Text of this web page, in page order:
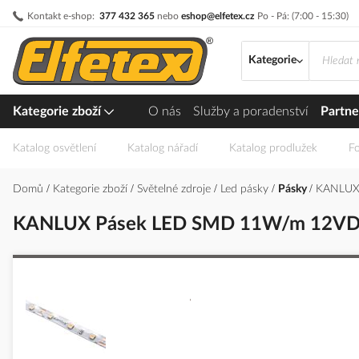
Kontakt e-shop: 377 432 365 nebo eshop@elfetex.cz Po - Pá: (7:00 - 15:30)
Přejít
obsah
Kategorie
Kategorie zboží O nás Služby a poradenství
Katalog osvětlení Katalog nářadí Katalog prodlužek
Domů Kategorie zboží Světelné zdroje Led pásky Pásky
KANLUX Pásek LED SMD 11W/m
na
konec